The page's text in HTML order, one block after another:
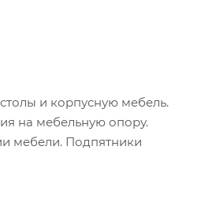
и корпусную мебель.
на мебельную опору.
мебели. Подпятники